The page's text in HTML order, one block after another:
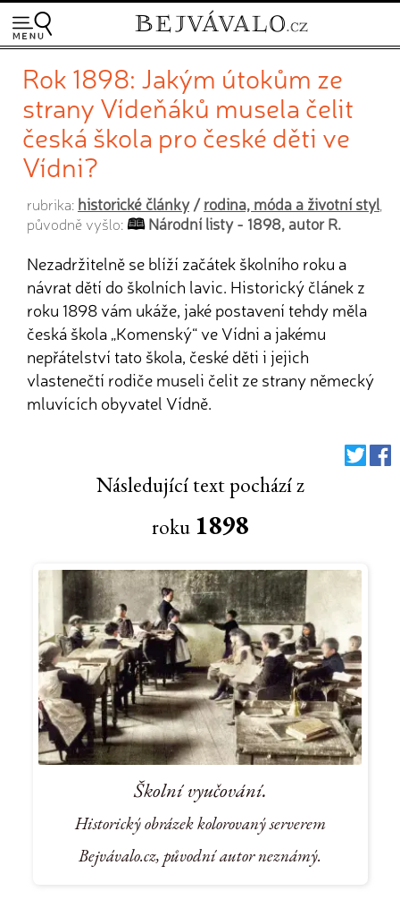
Rok 1898: Jakým útokům ze
strany Vídeňáků musela čelit
česká škola pro české děti ve
Vídni?
rubrika: historické články/rodina, móda a životní styl
původně vyšlo:
Národní listy - 1898, autor R.
Nezadržitelně se blíží začátek školního roku a
návrat dětí do školních lavic. Historický článek z
roku 1898 vám ukáže, jaké postavení tehdy měla
česká škola „Komenský“ ve Vídni a jakému
nepřátelství tato škola, české děti i jejich
vlastenečtí rodiče museli čelit ze strany německý
mluvících obyvatel Vídně.
Následující text pochází z
roku 1898
Školní vyučování.
Historický obrázek kolorovaný serverem
Bejvávalo.cz, původní autor neznámý.